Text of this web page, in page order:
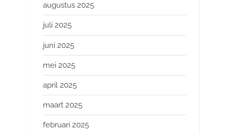
augustus 2025
juli 2025
juni 2025
mei 2025
april 2025
maart 2025
februari 2025